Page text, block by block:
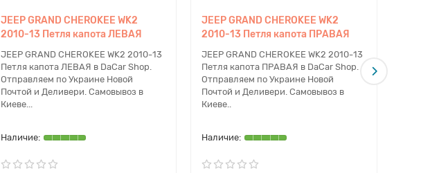
JEEP GRAND CHEROKEE WK2
2010-13 Петля капота ЛЕВАЯ
JEEP GRAND CHEROKEE WK2 2010-13
Петля капота ЛЕВАЯ в DaCar Shop.
Отправляем по Украине Новой
Почтой и Деливери. Самовывоз в
Киеве...
JEEP GRAND CHEROKEE WK2
2010-13 Петля капота ПРАВАЯ
JEEP GRAND CHEROKEE WK2 2010-13
Петля капота ПРАВАЯ в DaCar Shop.
Отправляем по Украине Новой
Почтой и Деливери. Самовывоз в
Киеве..